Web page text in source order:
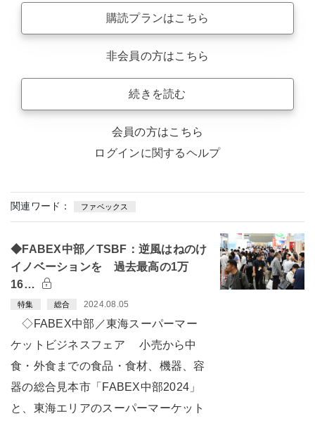
購読プランはこちら
非会員の方はこちら
続きを読む
会員の方はこちら
ログインに関するヘルプ
関連ワード： ファベックス
◆FABEX中部／TSBF：逆風はねのけ
イノベーションを 過去最高の1万
16…
特集 総合 2024.08.05
◇FABEX中部／東海スーパーマー
ケットビジネスフェア 小売から中
食・外食までの食品・食材、機器、容
器の総合見本市「FABEX中部2024」
と、東海エリアのスーパーマーケット